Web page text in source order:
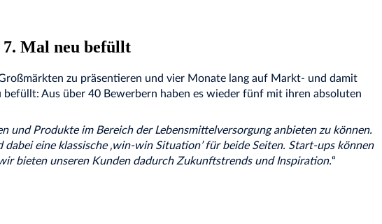
Mal neu befüllt
zu präsentieren und vier Monate lang auf Markt- und damit
Aus über 40 Bewerbern haben es wieder fünf mit ihren absoluten
und Produkte im Bereich der Lebensmittelversorgung anbieten zu können.
eine klassische ‚win-win Situation’ für beide Seiten. Start-ups können
bieten unseren Kunden dadurch Zukunftstrends und Inspiration.“